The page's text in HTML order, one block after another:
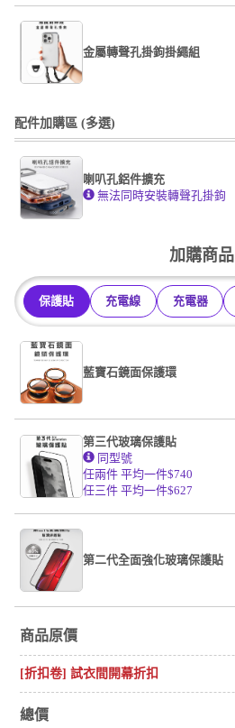
undefined / undefined
掛繩
金屬轉聲孔掛鉤掛繩組
掛繩
undefined / undefined
配件加購區 (多選)
喇叭孔鋁件擴充
無法同時安裝轉聲孔掛鉤
加購商品
保護貼 充電線 充電器
藍寶石鏡面保護環
第三代玻璃保護貼
同型號
任兩件 平均一件$740
任三件 平均一件$627
第二代全面強化玻璃保護貼
商品原價
[折扣卷] 試衣間開幕折扣
總價